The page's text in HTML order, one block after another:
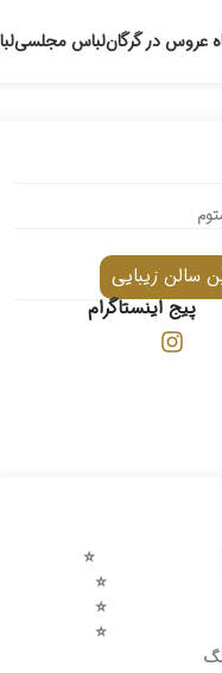
عروس در گرگانلباس مجلسی
سالن زیبایی
پیج اینستاگرام
⭐️
⭐️
⭐️
⭐️